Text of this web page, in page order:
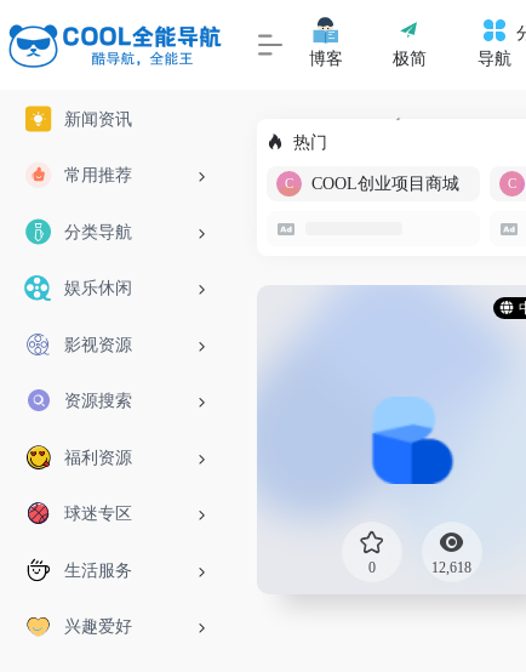
新闻资讯
常用推荐
分类导航
娱乐休闲
影视资源
资源搜索
福利资源
球迷专区
生活服务
兴趣爱好
博客 极简
导航
热门
COOL创业项目商城
0 12,618